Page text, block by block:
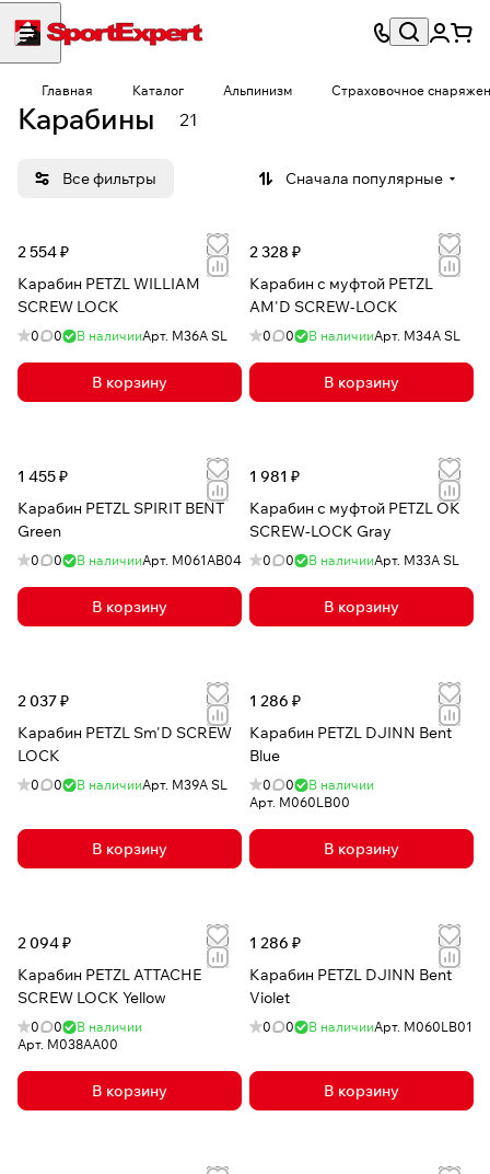
Главная Каталог Альпинизм Страховочное
Карабины 21
Все фильтры Сначала популярные
2 554 ₽
Карабин PETZL WILLIAM
SCREW LOCK
0 0 В наличииАрт. M36A SL
В корзину
2 328 ₽
Карабин с муфтой PETZL
AM'D SCREW-LOCK
0 0 В наличииАрт. M34A SL
В корзину
1 455 ₽
Карабин PETZL SPIRIT BENT
Green
0 0 В наличииАрт. M061AB04
В корзину
1 981 ₽
Карабин с муфтой PETZL OK
SCREW-LOCK Gray
0 0 В наличииАрт. M33A SL
В корзину
2 037 ₽
Карабин PETZL Sm'D SCREW
LOCK
0 0 В наличииАрт. M39A SL
В корзину
1 286 ₽
Карабин PETZL DJINN Bent
Blue
0 0
В наличии
Арт. M060LB00
В корзину
2 094 ₽
Карабин PETZL ATTACHE
SCREW LOCK Yellow
0 0
В наличии
Арт. M038AA00
В корзину
1 286 ₽
Карабин PETZL DJINN Bent
Violet
0 0 В наличииАрт. M060LB01
В корзину